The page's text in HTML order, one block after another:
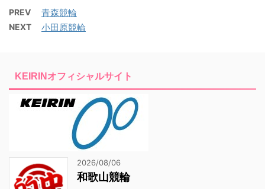
PREV 青森競輪
NEXT 小田原競輪
KEIRINオフィシャルサイト
2026/08/06
和歌山競輪